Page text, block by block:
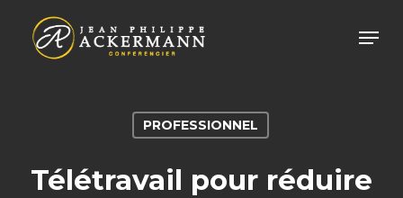
PROFESSIONNEL
Télétravail pour réduire